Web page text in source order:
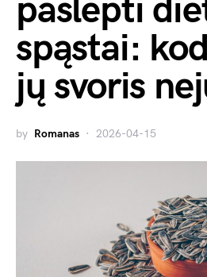
paslėpti
spąstai:
jų svoris
by Romanas 2026-04-15